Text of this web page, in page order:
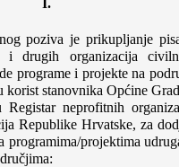
poziva je prikupljanje
i drugih organizacija
programe i projekte na
korist stanovnika Općine
neprofitnih
Republike Hrvatske, za
programima/projektima